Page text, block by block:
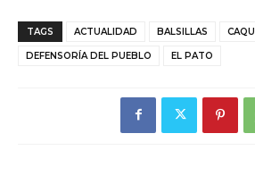
TAGS ACTUALIDAD BALSILLAS
DEFENSORÍA DEL PUEBLO EL PATO